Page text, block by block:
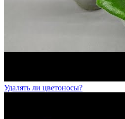
Удалять ли цветоносы?